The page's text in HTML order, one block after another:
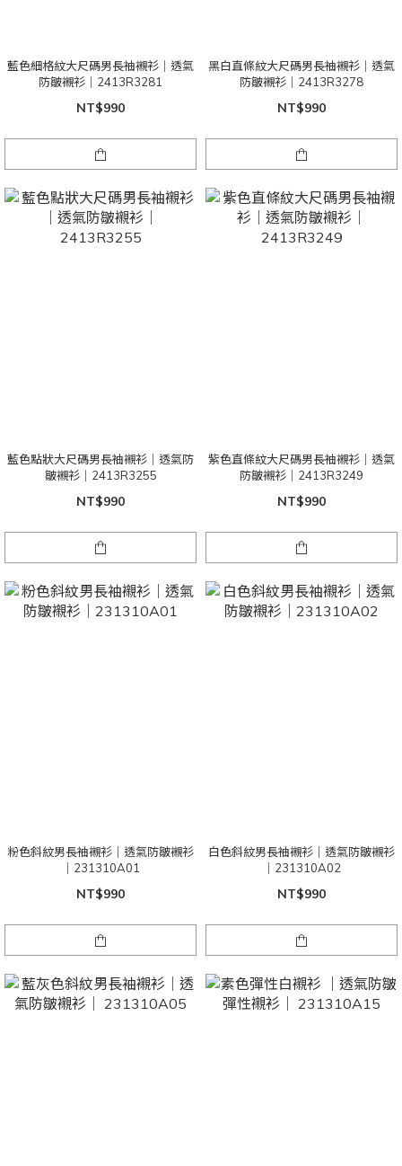
藍色細格紋大尺碼男長袖襯衫｜透氣
防皺襯衫｜2413R3281
NT$990
黑白直條紋大尺碼男長袖襯衫｜透氣
防皺襯衫｜2413R3278
NT$990
藍色點狀大尺碼男長袖襯衫｜透氣防
皺襯衫｜2413R3255
NT$990
紫色直條紋大尺碼男長袖襯衫｜透氣
防皺襯衫｜2413R3249
NT$990
粉色斜紋男長袖襯衫｜透氣防皺襯衫
｜231310A01
NT$990
白色斜紋男長袖襯衫｜透氣防皺襯衫
｜231310A02
NT$990